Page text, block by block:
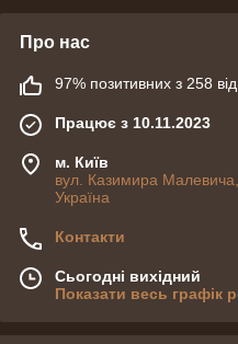
Про нас
97% позитивних з 258
Працює з 10.11.2023
м. Київ
вул. Казимира
Україна
Контакти
Сьогодні вихідний
Показати весь графік